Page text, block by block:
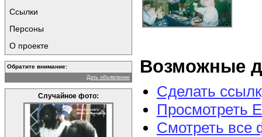
Ссылки
Персоны
О проекте
Обратите внимание:
Дать объявление
Случайное фото:
Возможные
Сделать
Просмотреть
Смотреть все